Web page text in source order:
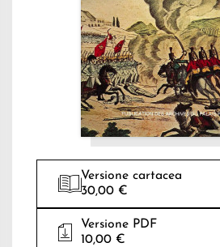
Versione cartacea
30,00 €
Versione PDF
10,00 €